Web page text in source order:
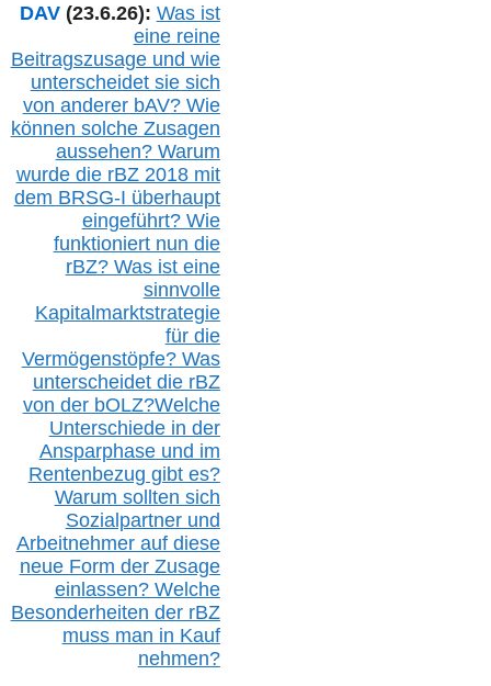
DAV (23.6.26): Was ist
eine reine
Beitragszusage und wie
unterscheidet sie sich
von anderer bAV? Wie
können solche Zusagen
aussehen? Warum
wurde die rBZ2018 mit
dem BRSG-I überhaupt
eingeführt? Wie
funktioniert nun die
rBZ? Was ist eine
sinnvolle
Kapitalmarktstrategie
für die
Vermögenstöpfe? Was
unterscheidet die rBZ
von der bOLZ?Welche
Unterschiede in der
Ansparphase und im
Rentenbezug gibt es?
Warum sollten sich
Sozialpartner und
Arbeitnehmer auf diese
neue Form der Zusage
einlassen? Welche
Besonderheiten der rBZ
muss man in Kauf
nehmen?